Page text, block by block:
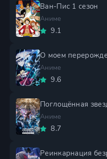
Ван-Пис 1 сезон
Аниме
9.1
О моем
Аниме
9.6
Поглощённая
Аниме
8.7
Реинкарнация